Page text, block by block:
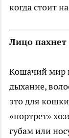
когда стоит
Лицо пахнет
Кошачий мир
дыхание,
это для
«портрет»
губам или